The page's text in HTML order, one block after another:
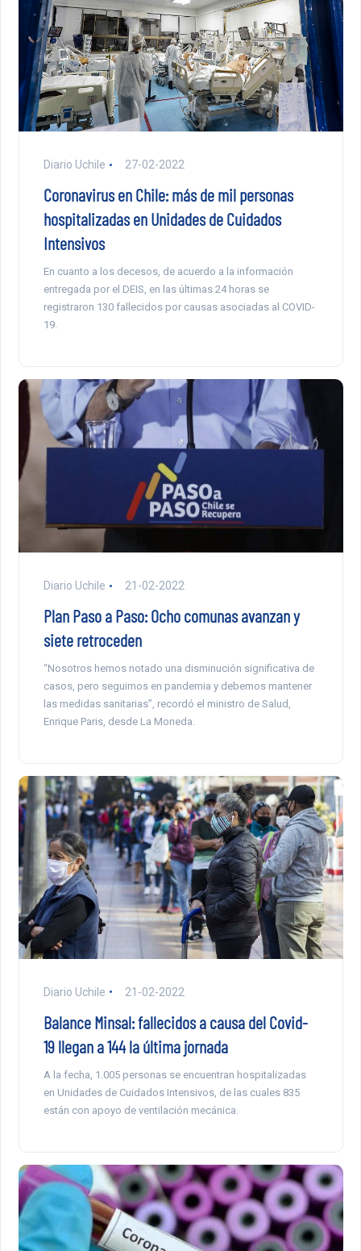
Diario Uchile 27-02-2022
Coronavirus en Chile: más de mil personas
hospitalizadas en Unidades de Cuidados
Intensivos
En cuanto a los decesos, de acuerdo a la información
entregada por el DEIS, en las últimas 24 horas se
registraron 130 fallecidos por causas asociadas al COVID-
19.
Diario Uchile 21-02-2022
Plan Paso a Paso: Ocho comunas avanzan y
siete retroceden
“Nosotros hemos notado una disminución significativa de
casos, pero seguimos en pandemia y debemos mantener
las medidas sanitarias”, recordó el ministro de Salud,
Enrique Paris, desde La Moneda.
Diario Uchile 21-02-2022
Balance Minsal: fallecidos a causa del Covid-
19 llegan a 144 la última jornada
A la fecha, 1.005 personas se encuentran hospitalizadas
en Unidades de Cuidados Intensivos, de las cuales 835
están con apoyo de ventilación mecánica.